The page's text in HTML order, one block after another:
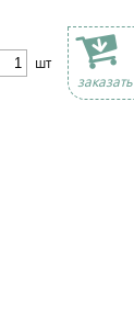
шт
заказать